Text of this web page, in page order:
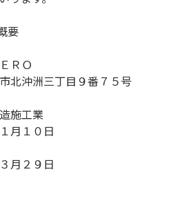
要
ＲＯ
北沖洲三丁目９番７５号
施工業
月１０日
月２９日